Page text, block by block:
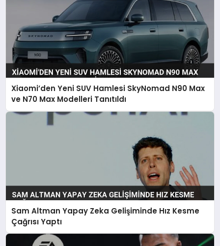
Xiaomi’den Yeni SUV Hamlesi SkyNomad N90 Max
ve N70 Max Modelleri Tanıtıldı
Sam Altman Yapay Zeka Gelişiminde Hız Kesme
Çağrısı Yaptı